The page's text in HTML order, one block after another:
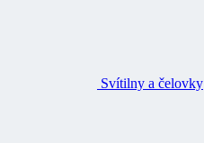
Svítilny a čelovky